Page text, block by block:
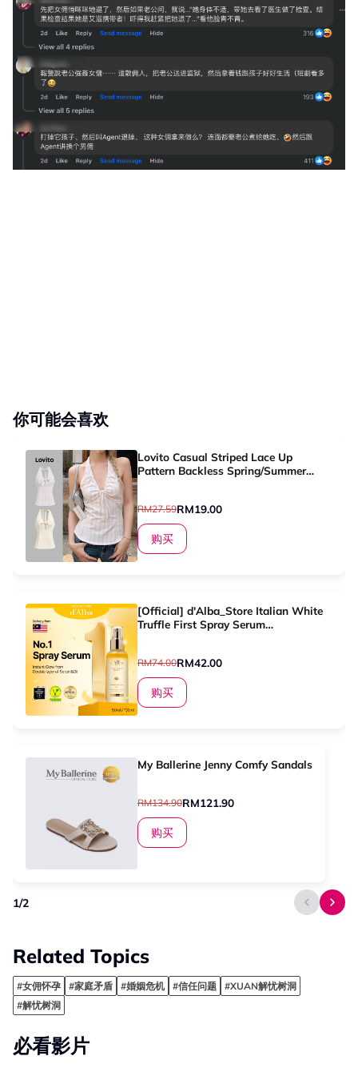
你可能会喜欢
Lovito Casual Striped Lace Up
Pattern Backless Spring/Summer
RM27.59RM19.00
购买
[Official] d'Alba_Store Italian White
Truffle First Spray Serum
RM74.00RM42.00
购买
My Ballerine Jenny Comfy Sandals
RM134.90RM121.90
购买
1/2
Related Topics
#女佣怀孕 #家庭矛盾 #婚姻危机 #信任问题
#XUAN解忧树洞
#解忧树洞
必看影片